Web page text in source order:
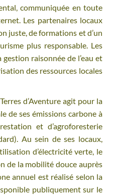
communiquée en toute
Les partenaires locaux
juste, de formations et d’un
plus responsable. Les
raisonnée de l’eau et
des ressources locales
d’Aventure agit pour la
de ses émissions carbone à
et d’agroforesterie
Au sein de ses locaux,
d’électricité verte, le
de la mobilité douce auprès
annuel est réalisé selon la
publiquement sur le